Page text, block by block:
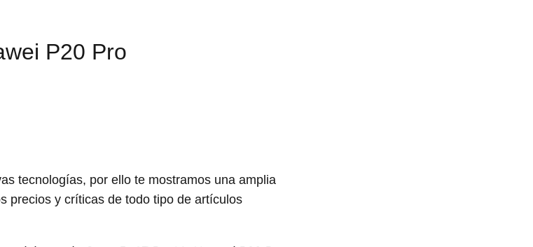
P20 Pro
tecnologías, por ello te mostramos una amplia
precios y críticas de todo tipo de artículos